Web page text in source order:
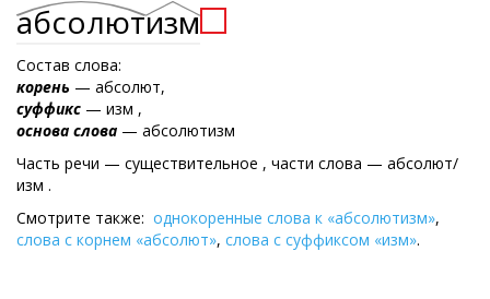
абсолютизм
Состав слова:
корень — абсолют,
суффикс — изм ,
основа слова — абсолютизм
Часть речи — существительное , части слова — абсолют/
изм .
Смотрите также: однокоренные слова к «абсолютизм»,
слова с корнем «абсолют», слова с суффиксом «изм».